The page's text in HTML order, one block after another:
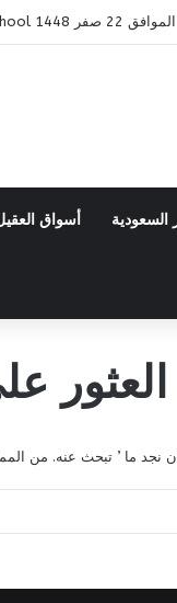
أسواق
أن نجد ما ’ تبحث عنه. من